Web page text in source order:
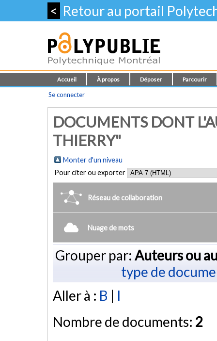
< Retour au portail
Accueil À propos Déposer Parcourir
Se connecter
DOCUMENTS DONT
THIERRY"
Monter d'un niveau
Pour citer ou exporter
Réseau de collaboration
Nuage de mots
Grouper par: Auteurs ou
type de
Aller à : B | I
Nombre de documents: 2